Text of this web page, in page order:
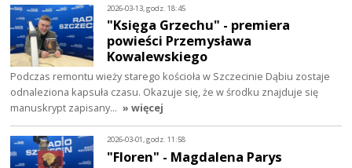
2026-03-13, godz. 18:45
"Księga Grzechu" - premiera
powieści Przemysława
Kowalewskiego
Podczas remontu wieży starego kościoła w Szczecinie Dąbiu zostaje
odnaleziona kapsuła czasu. Okazuje się, że w środku znajduje się
manuskrypt zapisany… » więcej
2026-03-01, godz. 11:58
"Floren" - Magdalena Parys